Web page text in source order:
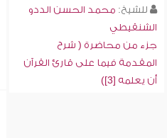
للشيخ: محمد الحسن الددو
الشنقيطي
جزء من محاضرة ( شرح
المقدمة فيما على قارئ القرآن
أن يعلمه [3])